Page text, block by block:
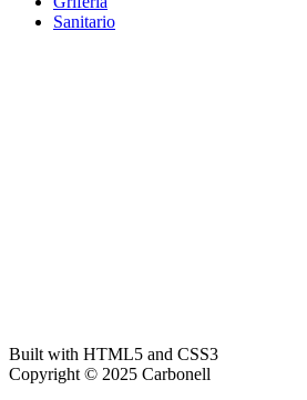
Sanitario
Built with HTML5 and CSS3
Copyright © 2025 Carbonell